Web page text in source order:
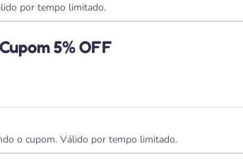
por tempo limitado.
5% OFF
o cupom. Válido por tempo limitado.